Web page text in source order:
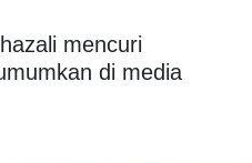
mencuri
di media